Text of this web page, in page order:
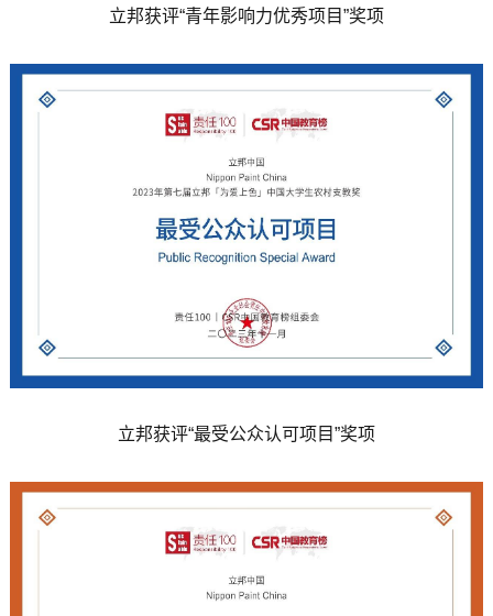
立邦获评“青年影响力优秀项目”奖项
立邦获评“最受公众认可项目”奖项